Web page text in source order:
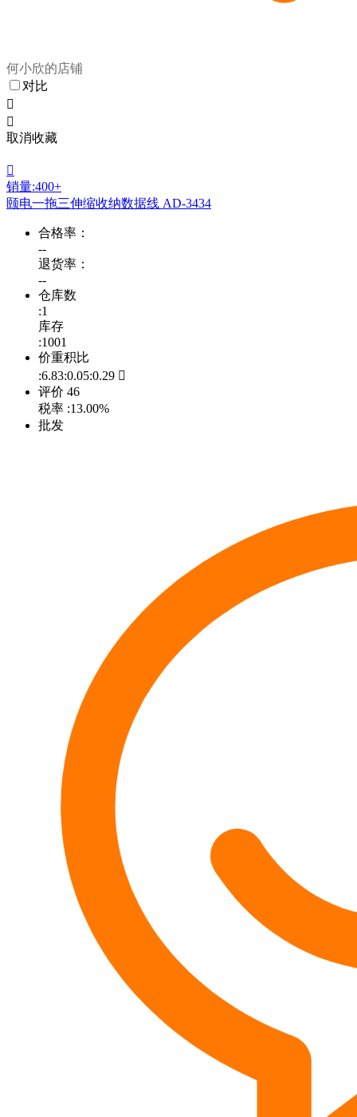
何小欣的店铺
对比


取消收藏

销量:400+
颐电一拖三伸缩收纳数据线 AD-3434
合格率：
--
退货率：
--
仓库数
:1
库存
:1001
价重积比
:6.83:0.05:0.29 
评价 46
税率 :13.00%
批发